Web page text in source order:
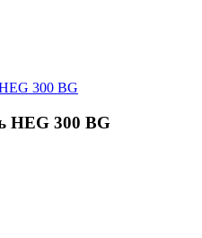
300 BG
HEG 300 BG